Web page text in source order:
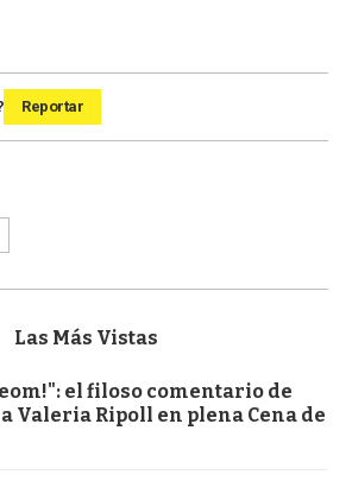
Reportar
Las Más Vistas
el filoso comentario de
Valeria Ripoll en plena Cena de